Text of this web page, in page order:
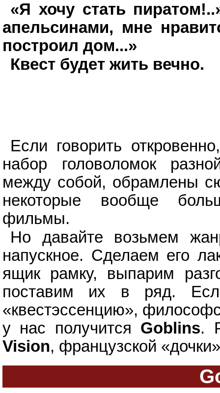
«Я хочу стать
апельсинами, мне
построил дом...»
Квест будет жить вечно.
Если говорить
набор головоломок
между собой, обрамлены
некоторые вообще
фильмы.
Но давайте возьмем
напускное. Сделаем его
ящик рамку, выпарим
поставим их в ряд.
«квестэссенцию»,
у нас получится Goblins.
Vision, французской